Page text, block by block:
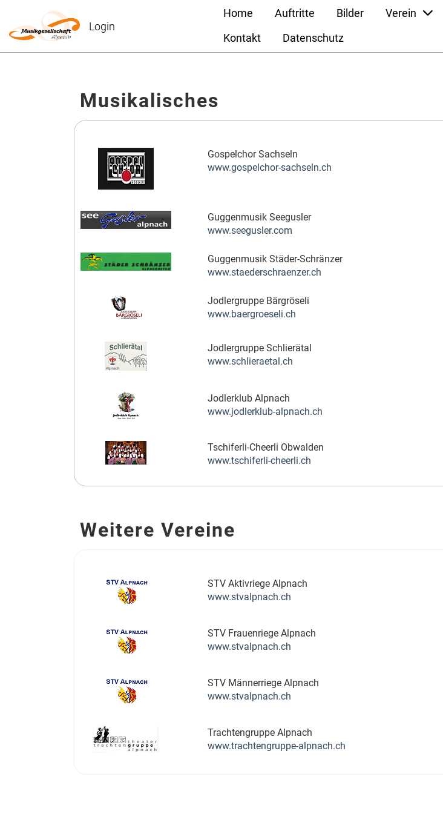
Home Auftritte Bilder Verein
Kontakt Datenschutz
Login
Musikalisches
Gospelchor Sachseln
www.gospelchor-sachseln.ch
Guggenmusik Seegusler
www.seegusler.com
Guggenmusik Städer-Schränzer
www.staederschraenzer.ch
Jodlergruppe Bärgröseli
www.baergroeseli.ch
Jodlergruppe Schlierätal
www.schlieraetal.ch
Jodlerklub Alpnach
www.jodlerklub-alpnach.ch
Tschiferli-Cheerli Obwalden
www.tschiferli-cheerli.ch
Weitere Vereine
STV Aktivriege Alpnach
www.stvalpnach.ch
STV Frauenriege Alpnach
www.stvalpnach.ch
STV Männerriege Alpnach
www.stvalpnach.ch
Trachtengruppe Alpnach
www.trachtengruppe-alpnach.ch